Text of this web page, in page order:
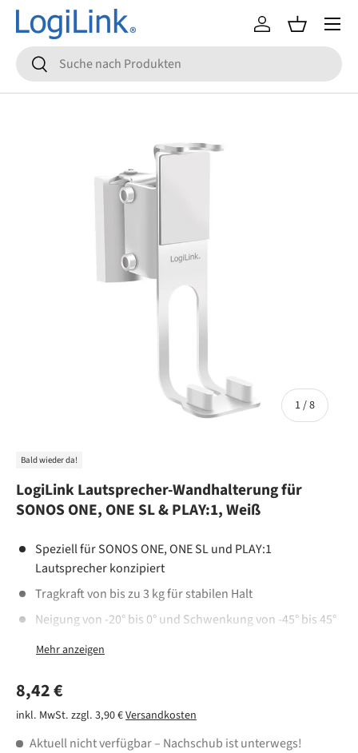
Direkt zum Inhalt
Suchen
Suchen
Einloggen
Menü
Zu Produktinformationen springen
1/von
8
Bald wieder da!
LogiLink Lautsprecher-Wandhalterung für
SONOS ONE, ONE SL & PLAY:1, Weiß
Speziell für SONOS ONE, ONE SL und PLAY:1
Lautsprecher konzipiert
Tragkraft von bis zu 3 kg für stabilen Halt
Neigung von -20° bis 0° und Schwenkung von -45° bis 45°
Lautsprecheraufnahme drehbar um 360° für optimale
Integriertes Kabelmanagement für Ordnung und
Sauberkeit
Einfache Installation für volle Bewegungsfreiheit
Normaler Preis
8,42 €
inkl. MwSt. zzgl. 3,90 €Versandkosten
Aktuell nicht verfügbar– Nachschub ist unterwegs!